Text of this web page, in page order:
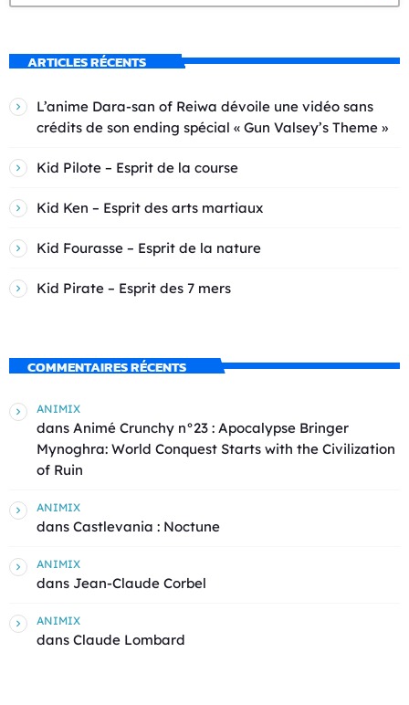
ARTICLES RÉCENTS
L’anime Dara-san of Reiwa dévoile une vidéo sans
crédits de son ending spécial « Gun Valsey’s Theme »
Kid Pilote – Esprit de la course
Kid Ken – Esprit des arts martiaux
Kid Fourasse – Esprit de la nature
Kid Pirate – Esprit des 7 mers
COMMENTAIRES RÉCENTS
ANIMIX
dans Animé Crunchy n°23 : Apocalypse Bringer
Mynoghra: World Conquest Starts with the Civilization
of Ruin
ANIMIX
dans Castlevania : Noctune
ANIMIX
dans Jean-Claude Corbel
ANIMIX
dans Claude Lombard